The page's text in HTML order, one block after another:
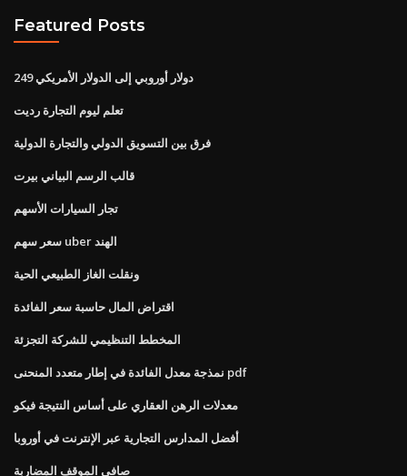
Featured Posts
249 دولار أوروبي إلى الدولار الأمريكي
تعلم ليوم التجارة رديت
فرق بين التسويق الدولي والتجارة الدولية
قالب الرسم البياني بيرت
تجار السيارات الأسهم
سعر سهم uber الهند
ونقلت الغاز الطبيعي الحية
اقتراض المال حاسبة سعر الفائدة
المخطط التنظيمي للشركة التجزئة
نمذجة معدل الفائدة في إطار متعدد المنحنى pdf
معدلات الرهن العقاري على أساس النتيجة فيكو
أفضل المدارس التجارية عبر الإنترنت في أوروبا
صافي الموقف المضاربة